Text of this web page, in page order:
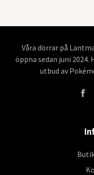
Våra dörrar på
öppna sedan juni
utbud av